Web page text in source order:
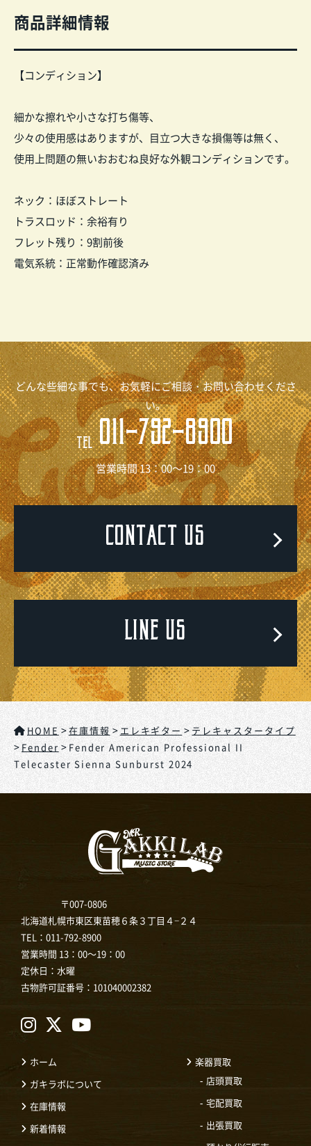
商品詳細情報
【コンディション】
細かな擦れや小さな打ち傷等、
少々の使用感はありますが、目立つ大きな損傷等は無く、
使用上問題の無いおおむね良好な外観コンディションです。
ネック：ほぼストレート
トラスロッド：余裕有り
フレット残り：9割前後
電気系統：正常動作確認済み
どんな些細な事でも、お気軽にご相談・お問い合わせくださ
い。
TEL 011-792-8900
営業時間 13：00～19：00
CONTACT US
LINE US
HOME >在庫情報 > エレキギター > テレキャスタータイプ
> Fender > Fender American Professional II
Telecaster Sienna Sunburst 2024
〒007-0806
北海道札幌市東区東苗穂６条３丁目４−２４
TEL： 011-792-8900
営業時間 13：00～19：00
定休日：水曜
古物許可証番号：101040002382
ホーム
ガキラボについて
在庫情報
新着情報
楽器買取
店頭買取
宅配買取
出張買取